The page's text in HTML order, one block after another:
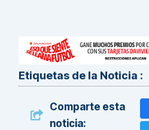
Etiquetas de la Noticia :
Comparte esta
noticia: